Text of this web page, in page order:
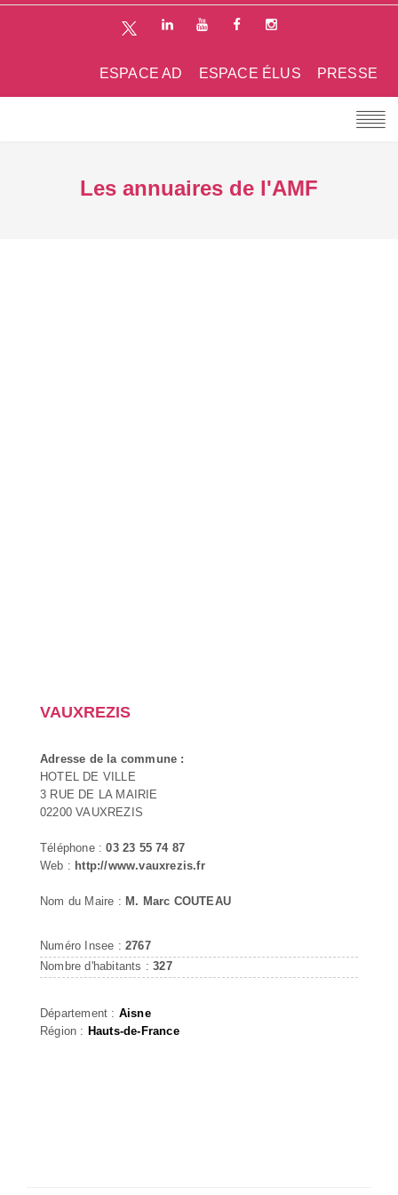
PRESSE
ESPACE ÉLUS
ESPACE AD
Les annuaires de l'AMF
VAUXREZIS
Adresse de la commune :
HOTEL DE VILLE
3 RUE DE LA MAIRIE
02200 VAUXREZIS
Téléphone :03 23 55 74 87
Web : http://www.vauxrezis.fr
Nom du Maire : M. Marc COUTEAU
Numéro Insee : 2767
Nombre d'habitants :327
Département : Aisne
Région : Hauts-de-France